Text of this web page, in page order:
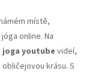
místě,
online. Na
youtube videí,
krásu. S